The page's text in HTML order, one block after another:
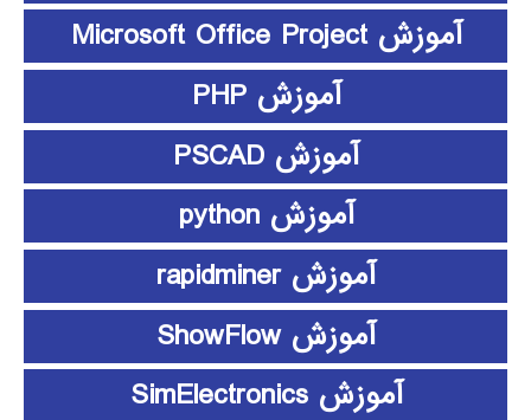
آموزش Microsoft Office Project
آموزش PHP
آموزش PSCAD
آموزش python
آموزش rapidminer
آموزش ShowFlow
آموزش SimElectronics